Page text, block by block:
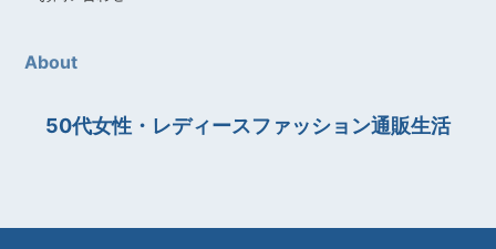
About
50代女性・レディースファッション通販生活